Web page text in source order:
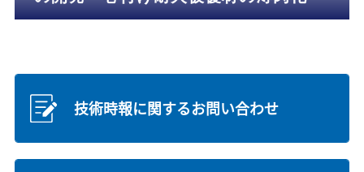
技術時報に関するお問い合わせ